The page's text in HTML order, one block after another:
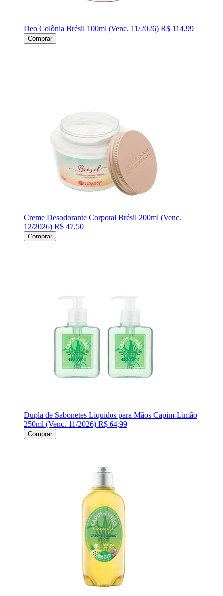
Deo Colônia Brésil 100ml (Venc. 11/2026) R$ 114,99
Comprar
Creme Desodorante Corporal Brésil 200ml (Venc.
12/2026) R$ 47,50
Comprar
Dupla de Sabonetes Líquidos para Mãos Capim-Limão
250ml (Venc. 11/2026) R$ 64,99
Comprar